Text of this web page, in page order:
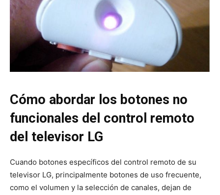
Cómo abordar los botones no
funcionales del control remoto
del televisor LG
Cuando botones específicos del control remoto de su
televisor LG, principalmente botones de uso frecuente,
como el volumen y la selección de canales, dejan de